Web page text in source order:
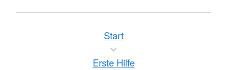
Start
Erste Hilfe